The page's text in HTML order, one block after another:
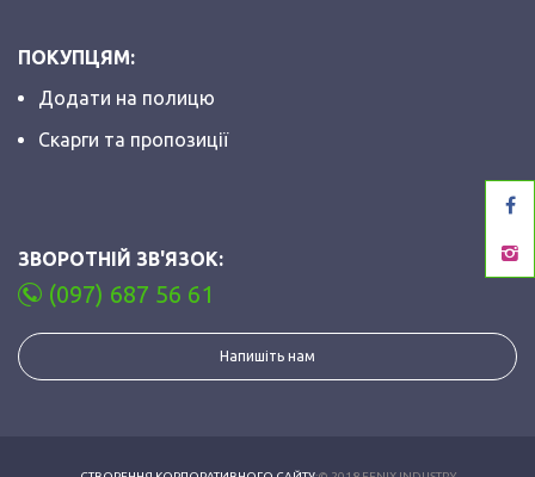
ПОКУПЦЯМ:
Додати на полицю
Скарги та пропозиції
ЗВОРОТНІЙ ЗВ'ЯЗОК:
(097) 687 56 61
Напишіть нам